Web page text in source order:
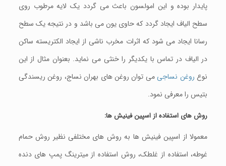
پایدار بوده و این امولسون باعث می گردد یک لایه مرطوب روی
سطح الیاف ایجاد گردد که حاوی یون می باشد و در نتیجه یک سطح
رسانا ایجاد می شود که اثرات مخرب ناشی از ایجاد الکتریسته ساکن
در الیاف در تماس با یکدیگر را خنثی می نماید. بعنوان مثال از این
نوع روغن نساجیمی توان روغن های بهران نساج، روغن ریسندگی
بتیس را معرفی نمود.
روش های استفادهازاسپین فینیش ها:
معمولا از اسپین فینیش ها به روش های مختلفی نظیر روش حمام
غوطه، استفاده از غلطک، روش استفاده از میترینگ پمپ های دنده